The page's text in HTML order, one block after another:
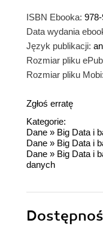
ISBN Ebooka:
Data wydania
Język publikacji:
Rozmiar pliku
Rozmiar pliku Mobi:
Zgłoś erratę
Kategorie:
Dane » Big Data i
Dane » Big Data i
Dane » Big Data i
danych